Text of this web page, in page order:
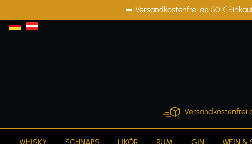
Zur Hauptnavigation springen➡️ Versandkostenfrei ab 50 €
Versandkostenfrei
WHISKY SCHNAPS LIKÖR RUM GIN WEIN &